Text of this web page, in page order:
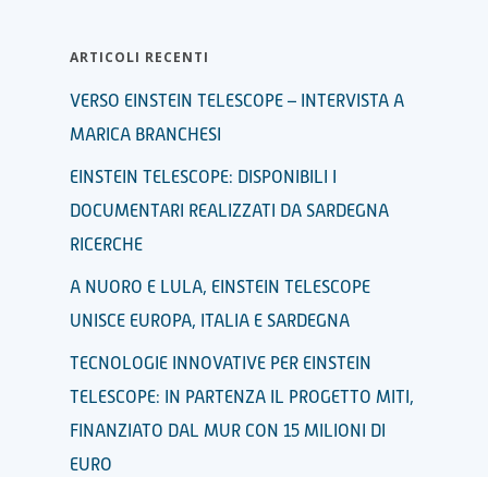
ARTICOLI RECENTI
VERSO EINSTEIN TELESCOPE – INTERVISTA A
MARICA BRANCHESI
EINSTEIN TELESCOPE: DISPONIBILI I
DOCUMENTARI REALIZZATI DA SARDEGNA
RICERCHE
A NUORO E LULA, EINSTEIN TELESCOPE
UNISCE EUROPA, ITALIA E SARDEGNA
TECNOLOGIE INNOVATIVE PER EINSTEIN
TELESCOPE: IN PARTENZA IL PROGETTO MITI,
FINANZIATO DAL MUR CON 15 MILIONI DI
EURO